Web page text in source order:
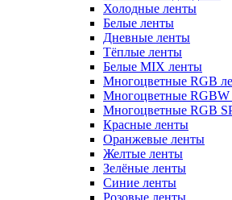
Холодные ленты
Белые ленты
Дневные ленты
Тёплые ленты
Белые MIX ленты
Многоцветные RGB
Многоцветные RGBW
Многоцветные RGB
Красные ленты
Оранжевые ленты
Желтые ленты
Зелёные ленты
Синие ленты
Розовые ленты